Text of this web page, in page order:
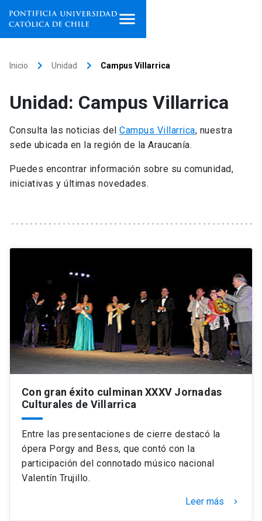
Facultades, escuelas e
institutos
Internacionalización launch
Información para keyboard_arrow_down
Futuros estudiantes
Estudiantes
Académicos
Personal
Alumni
Padres y familia
Go to english site launch
ACCESOS DIRECTOS
Mi Cuenta UC launch
Correo UC launch
Mi Portal UC launch
Inicio keyboard_arrow_right Unidad keyboard_arrow_right Campus Villarrica
Unidad: Campus Villarrica
Consulta las noticias del Campus Villarrica, nuestra
sede ubicada en la región de la Araucanía.
Puedes encontrar información sobre su comunidad,
iniciativas y últimas novedades.
Con gran éxito culminan XXXV Jornadas
Culturales de Villarrica
Entre las presentaciones de cierre destacó la
ópera Porgy and Bess, que contó con la
participación del connotado músico nacional
Valentín Trujillo.
Leer más keyboard_arrow_right